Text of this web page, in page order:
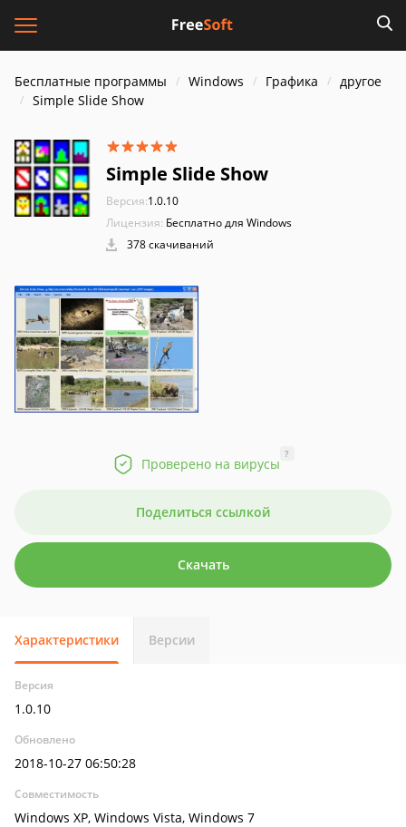
Бесплатные программы Windows Графика
другое
Simple Slide Show
Simple Slide Show
Версия:1.0.10
Лицензия: Бесплатно для Windows
378 скачиваний
Проверено на вирусы
?
Поделиться ссылкой
Скачать
Характеристики Версии
Версия
1.0.10
Обновлено
2018-10-27 06:50:28
Совместимость
Windows XP, Windows Vista, Windows 7